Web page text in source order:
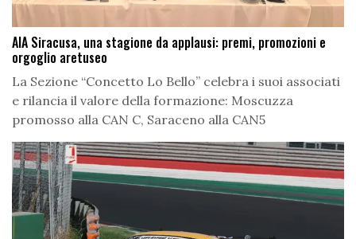
AIA Siracusa, una stagione da applausi: premi, promozioni e
orgoglio aretuseo
La Sezione “Concetto Lo Bello” celebra i suoi associati
e rilancia il valore della formazione: Moscuzza
promosso alla CAN C, Saraceno alla CAN5